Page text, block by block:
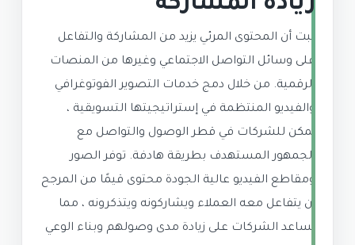
زيادة المشاركة
ثبت أن المحتوى المرئي يزيد من المشاركة والتفاعل
على وسائل التواصل الاجتماعي وغيرها من المنصات
الرقمية. من خلال دمج خدمات التصوير الفوتوغرافي
والفيديو المنتظمة في إستراتيجيتها التسويقية ،
يمكن للشركات في قطر الوصول والتواصل مع
الجمهور المستهدف بطريقة هادفة. توفر الصور
ومقاطع الفيديو عالية الجودة محتوى قيمًا من المرجح
أن يتفاعل معه العملاء ويشاركونه ويتذكرونه ، مما
يساعد الشركات على زيادة مدى وصولهم وبناء الوعي